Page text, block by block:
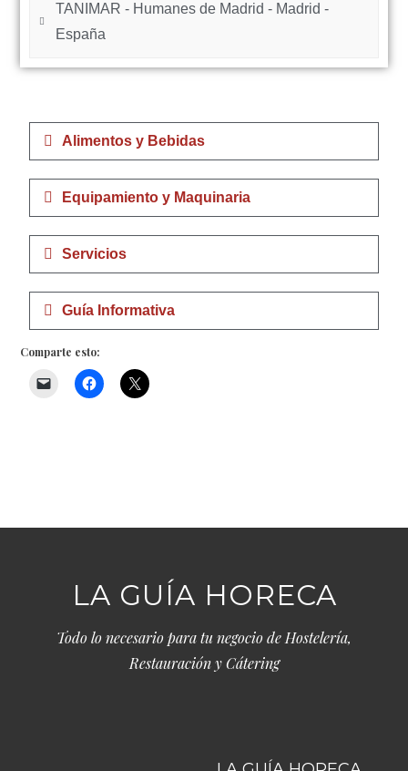
TANIMAR - Humanes de Madrid - Madrid -
España
Alimentos y Bebidas
Equipamiento y Maquinaria
Servicios
Guía Informativa
Comparte esto:
LA GUÍA HORECA
Todo lo necesario para tu negocio de Hostelería,
Restauración y Cátering